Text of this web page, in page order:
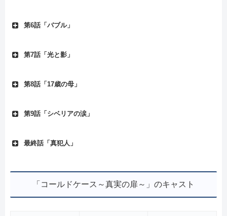
第6話「バブル」
第7話「光と影」
第8話「17歳の母」
第9話「シベリアの涙」
最終話「真犯人」
「コールドケース～真実の扉～」のキャスト